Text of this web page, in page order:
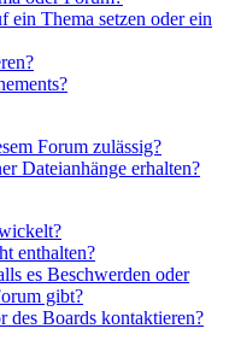
ein Thema setzen oder ein
Forum zulässig?
Dateianhänge erhalten?
enthalten?
es Beschwerden oder
gibt?
des Boards kontaktieren?